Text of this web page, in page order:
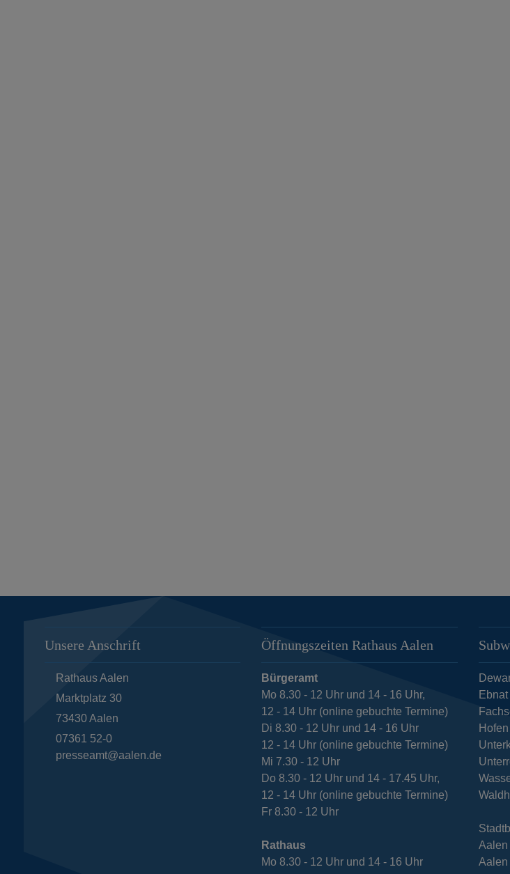
Unsere Anschrift
Rathaus Aalen
Marktplatz 30
73430 Aalen
07361 52-0
presseamt@aalen.de
Öffnungszeiten Rathaus Aalen
Bürgeramt
Mo 8.30 - 12 Uhr und 14 - 16 Uhr,
12 - 14 Uhr (online gebuchte Termine)
Di 8.30 - 12 Uhr und 14 - 16 Uhr
12 - 14 Uhr (online gebuchte Termine)
Mi 7.30 - 12 Uhr
Do 8.30 - 12 Uhr und 14 - 17.45 Uhr,
12 - 14 Uhr (online gebuchte Termine)
Fr 8.30 - 12 Uhr
Rathaus
Mo 8.30 - 12 Uhr und 14 - 16 Uhr
Ebnat
Hofen
Aalen
Aalen